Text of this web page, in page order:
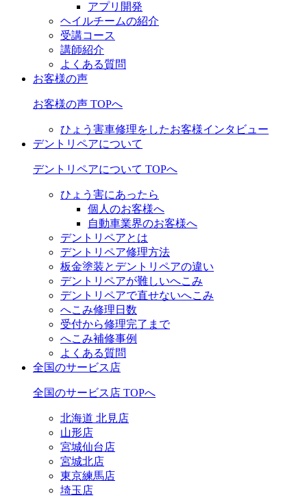
アプリ開発
ヘイルチームの紹介
受講コース
講師紹介
よくある質問
お客様の声
お客様の声 TOPへ
ひょう害車修理をしたお客様インタビュー
デントリペアについて
デントリペアについて TOPへ
ひょう害にあったら
個人のお客様へ
自動車業界のお客様へ
デントリペアとは
デントリペア修理方法
板金塗装とデントリペアの違い
デントリペアが難しいへこみ
デントリペアで直せないへこみ
へこみ修理日数
受付から修理完了まで
へこみ補修事例
よくある質問
全国のサービス店
全国のサービス店 TOPへ
北海道 北見店
山形店
宮城仙台店
宮城北店
東京練馬店
埼玉店